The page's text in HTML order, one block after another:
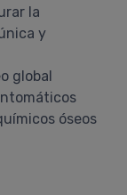
la
y
global
óseos